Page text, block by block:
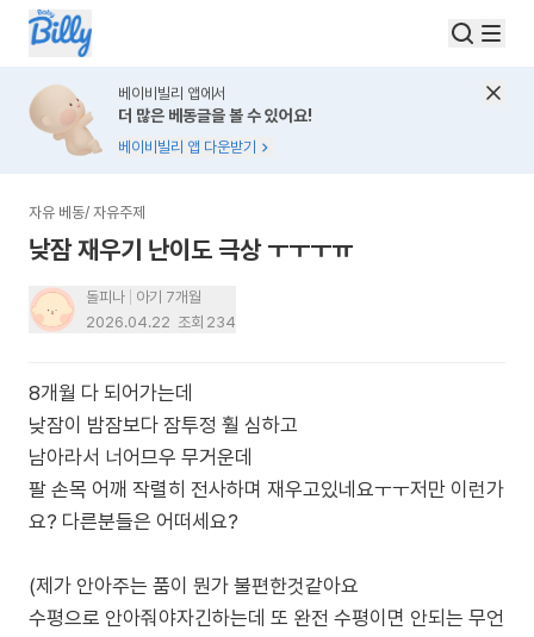
베이비빌리 앱에서
더 많은 베동글을 볼 수 있어요!
베이비빌리 앱 다운받기
자유 베동/ 자유주제
낮잠 재우기 난이도 극상 ㅜㅜㅜㅠ
돌피나
아기 7개월
2026.04.22 조회 234
8개월 다 되어가는데
낮잠이 밤잠보다 잠투정 훨 심하고
남아라서 너어므우 무거운데
팔 손목 어깨 작렬히 전사하며 재우고있네요ㅜㅜ저만 이런가
요? 다른분들은 어떠세요?
(제가 안아주는 품이 뭔가 불편한것같아요
수평으로 안아줘야자긴하는데 또 완전 수평이면 안되는 무언